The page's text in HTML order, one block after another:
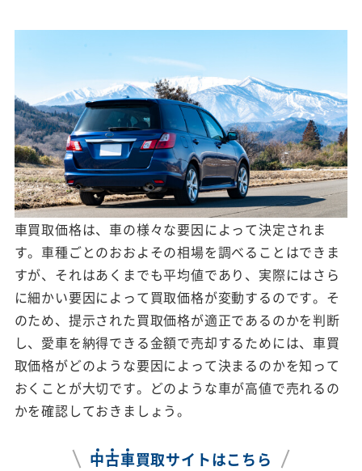
車買取価格は、車の様々な要因によって決定されま
す。車種ごとのおおよその相場を調べることはできま
すが、それはあくまでも平均値であり、実際にはさら
に細かい要因によって買取価格が変動するのです。そ
のため、提示された買取価格が適正であるのかを判断
し、愛車を納得できる金額で売却するためには、車買
取価格がどのような要因によって決まるのかを知って
おくことが大切です。どのような車が高値で売れるの
かを確認しておきましょう。
中古車買取サイトはこちら